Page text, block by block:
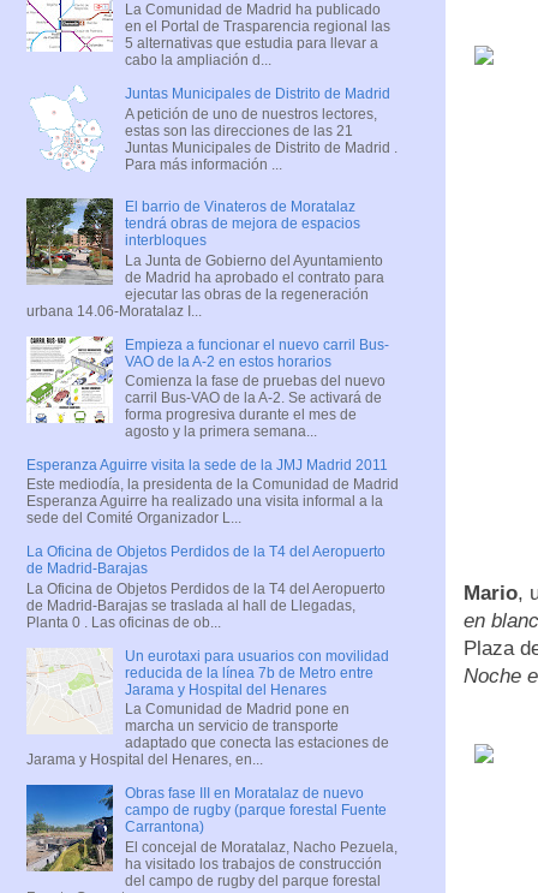
Mario,
en
Plaza
Noche
La Comunidad de Madrid ha publicado
en el Portal de Trasparencia regional las
5 alternativas que estudia para llevar a
cabo la ampliación d...
Juntas Municipales de Distrito de Madrid
A petición de uno de nuestros lectores,
estas son las direcciones de las 21
Juntas Municipales de Distrito de Madrid .
Para más información ...
El barrio de Vinateros de Moratalaz
tendrá obras de mejora de espacios
interbloques
La Junta de Gobierno del Ayuntamiento
de Madrid ha aprobado el contrato para
ejecutar las obras de la regeneración
urbana 14.06-Moratalaz I...
Empieza a funcionar el nuevo carril Bus-
VAO de la A-2 en estos horarios
Comienza la fase de pruebas del nuevo
carril Bus-VAO de la A-2. Se activará de
forma progresiva durante el mes de
agosto y la primera semana...
Esperanza Aguirre visita la sede de la JMJ Madrid 2011
Este mediodía, la presidenta de la Comunidad de Madrid
Esperanza Aguirre ha realizado una visita informal a la
sede del Comité Organizador L...
La Oficina de Objetos Perdidos de la T4 del Aeropuerto
de Madrid-Barajas
La Oficina de Objetos Perdidos de la T4 del Aeropuerto
de Madrid-Barajas se traslada al hall de Llegadas,
Planta 0 . Las oficinas de ob...
Un eurotaxi para usuarios con movilidad
reducida de la línea 7b de Metro entre
Jarama y Hospital del Henares
La Comunidad de Madrid pone en
marcha un servicio de transporte
adaptado que conecta las estaciones de
Jarama y Hospital del Henares, en...
Obras fase III en Moratalaz de nuevo
campo de rugby (parque forestal Fuente
Carrantona)
El concejal de Moratalaz, Nacho Pezuela,
ha visitado los trabajos de construcción
del campo de rugby del parque forestal